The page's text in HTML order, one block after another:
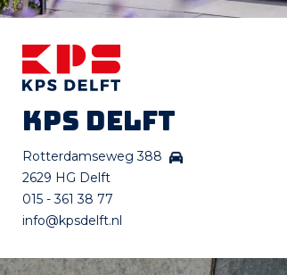
KPS Delft
Rotterdamseweg 388
2629 HG Delft
015 - 361 38 77
info@kpsdelft.nl